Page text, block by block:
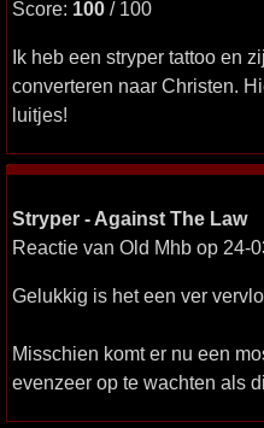
Score: 100 / 100
Ik heb een stryper tattoo en
converteren naar Christen.
luitjes!
Stryper - Against The Law
Reactie van Old Mhb op 24-
Gelukkig is het een ver
Misschien komt er nu een
evenzeer op te wachten als